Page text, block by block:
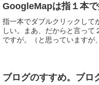
GoogleMapは指１本
指一本でダブルクリックして
しい。まあ、だからと言っ
ですが。（と思っていますが
ブログのすすめ。ブロ